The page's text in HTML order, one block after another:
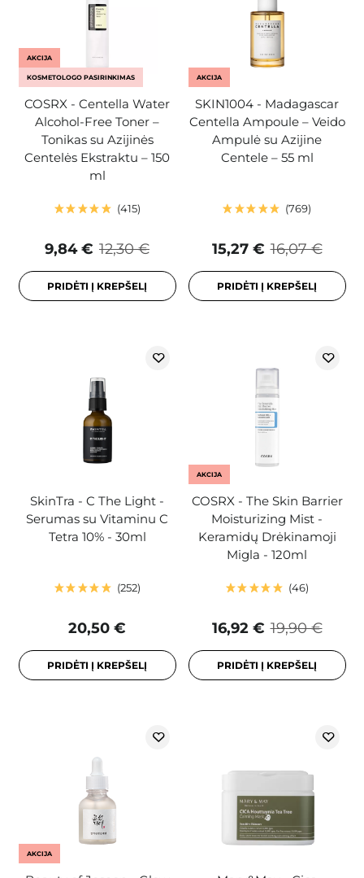
AKCIJA
KOSMETOLOGO PASIRINKIMAS
COSRX - Centella Water
Alcohol-Free Toner –
Tonikas su Azijinės
Centelės Ekstraktu – 150
ml
415
12,30 €
9,84 €
PRIDĖTI Į KREPŠELĮ
AKCIJA
SKIN1004 - Madagascar
Centella Ampoule – Veido
Ampulė su Azijine
Centele – 55 ml
769
16,07 €
15,27 €
PRIDĖTI Į KREPŠELĮ
SkinTra - C The Light -
Serumas su Vitaminu C
Tetra 10% - 30ml
252
20,50 €
PRIDĖTI Į KREPŠELĮ
AKCIJA
COSRX - The Skin Barrier
Moisturizing Mist -
Keramidų Drėkinamoji
Migla - 120ml
46
19,90 €
16,92 €
PRIDĖTI Į KREPŠELĮ
AKCIJA